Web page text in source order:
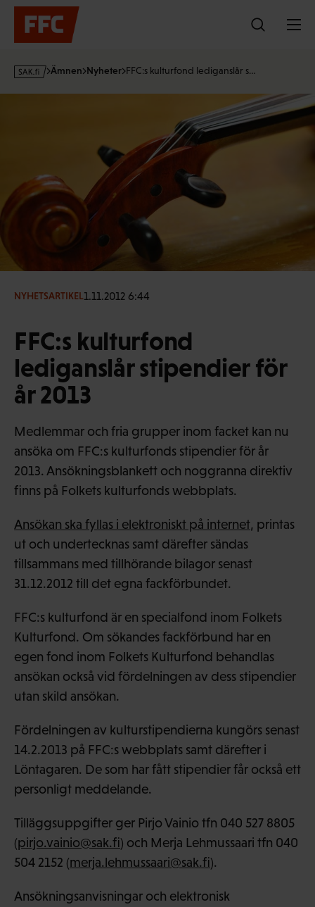
Hoppa
innehållet
s
Ämnen Nyheter FFC:s kulturfond lediganslår s…
NYHETSARTIKEL1.11.2012 6:44
FFC:s kulturfond
lediganslår stipendier för
år 2013
Medlemmar och fria grupper inom facket kan nu
ansöka om FFC:s kulturfonds stipendier för år
2013. Ansökningsblankett och noggranna direktiv
finns på Folkets kulturfonds webbplats.
Ansökan ska fyllas i elektroniskt på internet, printas
ut och undertecknas samt därefter sändas
tillsammans med tillhörande bilagor senast
31.12.2012 till det egna fackförbundet.
FFC:s kulturfond är en specialfond inom Folkets
Kulturfond. Om sökandes fackförbund har en
egen fond inom Folkets Kulturfond behandlas
ansökan också vid fördelningen av dess stipendier
utan skild ansökan.
Fördelningen av kulturstipendierna kungörs senast
14.2.2013 på FFC:s webbplats samt därefter i
Löntagaren. De som har fått stipendier får också ett
personligt meddelande.
Tilläggsuppgifter ger Pirjo Vainio tfn 040 527 8805
(pirjo.vainio@sak.fi) och Merja Lehmussaari tfn 040
504 2152 (merja.lehmussaari@sak.fi).
Ansökningsanvisningar och elektronisk